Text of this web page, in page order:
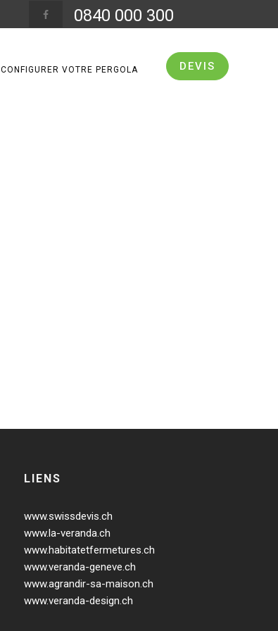
0840 000 300
DEVIS
CONFIGURER VOTRE PERGOLA
LIENS
www.swissdevis.ch
www.la-veranda.ch
www.habitatetfermetures.ch
www.veranda-geneve.ch
www.agrandir-sa-maison.ch
www.veranda-design.ch